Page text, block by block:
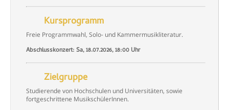
Kursprogramm
Freie Programmwahl, Solo- und Kammermusikliteratur.
Abschlusskonzert: Sa, 18.07.2026, 18:00 Uhr
Zielgruppe
Studierende von Hochschulen und Universitäten, sowie
fortgeschrittene MusikschülerInnen.